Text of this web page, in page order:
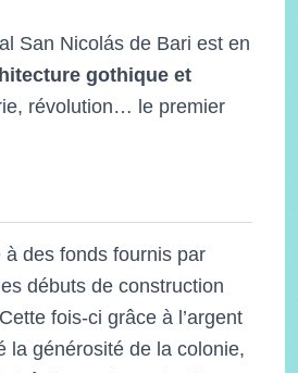
San Nicolás de Bari est en
gothique et
révolution… le premier
des fonds fournis par
débuts de construction
fois-ci grâce à l’argent
la générosité de la colonie,